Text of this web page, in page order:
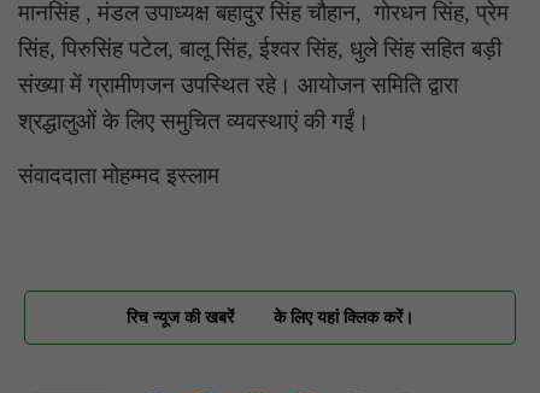
मानसिंह , मंडल उपाध्यक्ष बहादुर सिंह चौहान, गोरधन सिंह, प्रेम
सिंह, पिरुसिंह पटेल, बालू सिंह, ईश्वर सिंह, धुले सिंह सहित बड़ी
संख्या में ग्रामीणजन उपस्थित रहे। आयोजन समिति द्वारा
श्रद्धालुओं के लिए समुचित व्यवस्थाएं की गईं।
संवाददाता मोहम्मद इस्लाम
रिच न्यूज की खबरें के लिए यहां क्लिक करें।